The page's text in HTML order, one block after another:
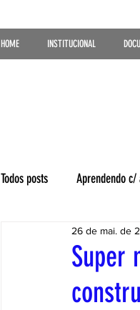
HOME INSTITUCIONAL
Todos posts Aprendendo c/
Super
26 de mai. de